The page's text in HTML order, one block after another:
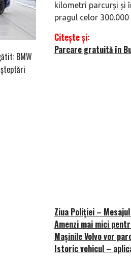
kilometri parcurși și
pragul celor
Citește și:
Parcare gratuită în
Ziua Poliției –
Amenzi mai mici
Mașinile Volvo vor
Istoric vehicul –
BMW
Versiune MINI Countryman